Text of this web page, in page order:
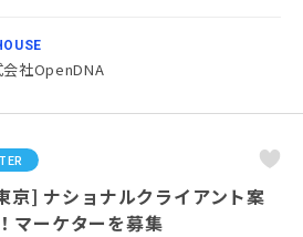
会社OpenDNA
京] ナショナルクライアント案
マーケターを募集